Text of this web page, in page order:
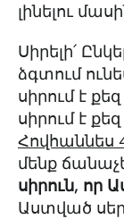
լինելու
Սիրելի՛
ձգտում
սիրում է
սիրում է
Հովհաննես
մենք
սիրուն, որ
Աստված սեր